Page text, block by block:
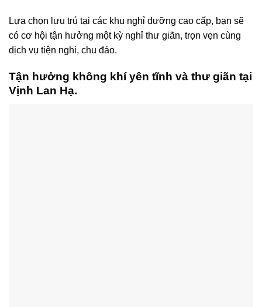
Lựa chọn lưu trú tại các khu nghỉ dưỡng cao cấp, bạn sẽ
có cơ hội tận hưởng một kỳ nghỉ thư giãn, trọn vẹn cùng
dịch vụ tiện nghi, chu đáo.
Tận hưởng không khí yên tĩnh và thư giãn tại
Vịnh Lan Hạ.